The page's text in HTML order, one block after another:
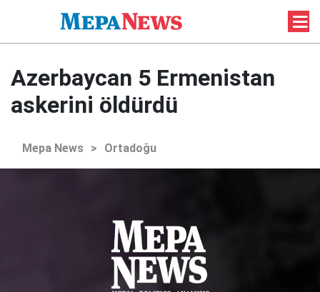
Azerbaycan 5 Ermenistan
askerini öldürdü
Mepa News > Ortadoğu